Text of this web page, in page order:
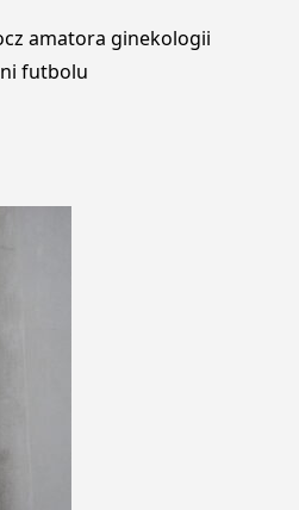
amatora ginekologii
futbolu